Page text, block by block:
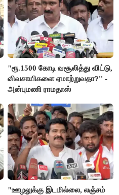
"ரூ.1500 கோடி வசூலித்து விட்டு,
விவசாயிகளை ஏமாற்றுவதா?'' -
அன்புமணி ராமதாஸ்
"ஊழலுக்கு இடமில்லை, லஞ்சம்